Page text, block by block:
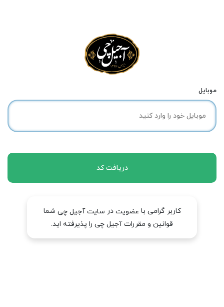
موبایل
دریافت کد
کاربر گرامی با عضویت در سایت آجیل چی شما
قوانین و مقررات آجیل چی را پذیرفته اید.